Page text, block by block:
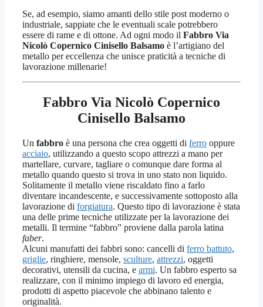
Se, ad esempio, siamo amanti dello stile post moderno o
industriale, sappiate che le eventuali scale potrebbero
essere di rame e di ottone. Ad ogni modo il Fabbro Via
Nicolò Copernico Cinisello Balsamo è l’artigiano del
metallo per eccellenza che unisce praticità a tecniche di
lavorazione millenarie!
Fabbro Via Nicolò Copernico
Cinisello Balsamo
Un fabbro è una persona che crea oggetti di ferro oppure
acciaio, utilizzando a questo scopo attrezzi a mano per
martellare, curvare, tagliare o comunque dare forma al
metallo quando questo si trova in uno stato non liquido.
Solitamente il metallo viene riscaldato fino a farlo
diventare incandescente, e successivamente sottoposto alla
lavorazione di forgiatura. Questo tipo di lavorazione è stata
una delle prime tecniche utilizzate per la lavorazione dei
metalli. Il termine “fabbro” proviene dalla parola latina
faber.
Alcuni manufatti dei fabbri sono: cancelli di ferro battuto,
griglie, ringhiere, mensole, sculture, attrezzi, oggetti
decorativi, utensili da cucina, e armi. Un fabbro esperto sa
realizzare, con il minimo impiego di lavoro ed energia,
prodotti di aspetto piacevole che abbinano talento e
originalità.